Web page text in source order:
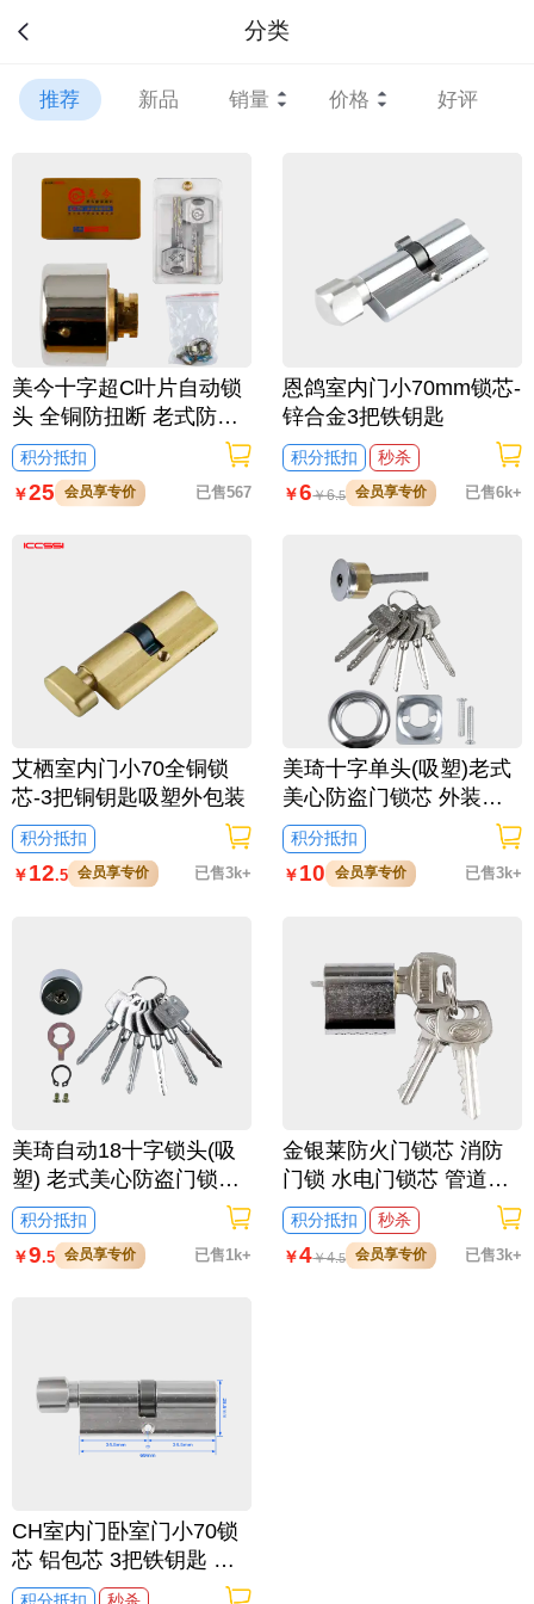
分类
推荐 新品 销量 价格 好评
美今十字超C叶片自动锁
头 全铜防扭断 老式防盗
门锁芯 防盗升级/22mm
积分抵扣
￥25 会员享专价 已售567
艾栖室内门小70全铜锁
芯-3把铜钥匙吸塑外包装
积分抵扣
￥12.5 会员享专价 已售3k+
美琦自动18十字锁头(吸
塑) 老式美心防盗门锁芯
外装单头锁芯
积分抵扣
￥9.5 会员享专价 已售1k+
CH室内门卧室门小70锁
芯 铝包芯 3把铁钥匙 安
全耐用
恩鸽室内门小70mm锁芯-
锌合金3把铁钥匙
积分抵扣
秒杀
￥6￥6.5 会员享专价 已售6k+
美琦十字单头(吸塑)老式
美心防盗门锁芯 外装单
头锁芯
积分抵扣
￥10 会员享专价 已售3k+
金银莱防火门锁芯 消防
门锁 水电门锁芯 管道门
锁心-不通开
积分抵扣
秒杀
￥4￥4.5 会员享专价 已售3k+